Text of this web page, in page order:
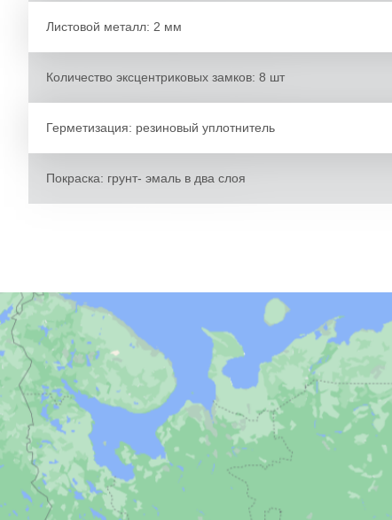
Листовой металл: 2 мм
Количество эксцентриковых замков: 8 шт
Герметизация: резиновый уплотнитель
Покраска: грунт- эмаль в два слоя